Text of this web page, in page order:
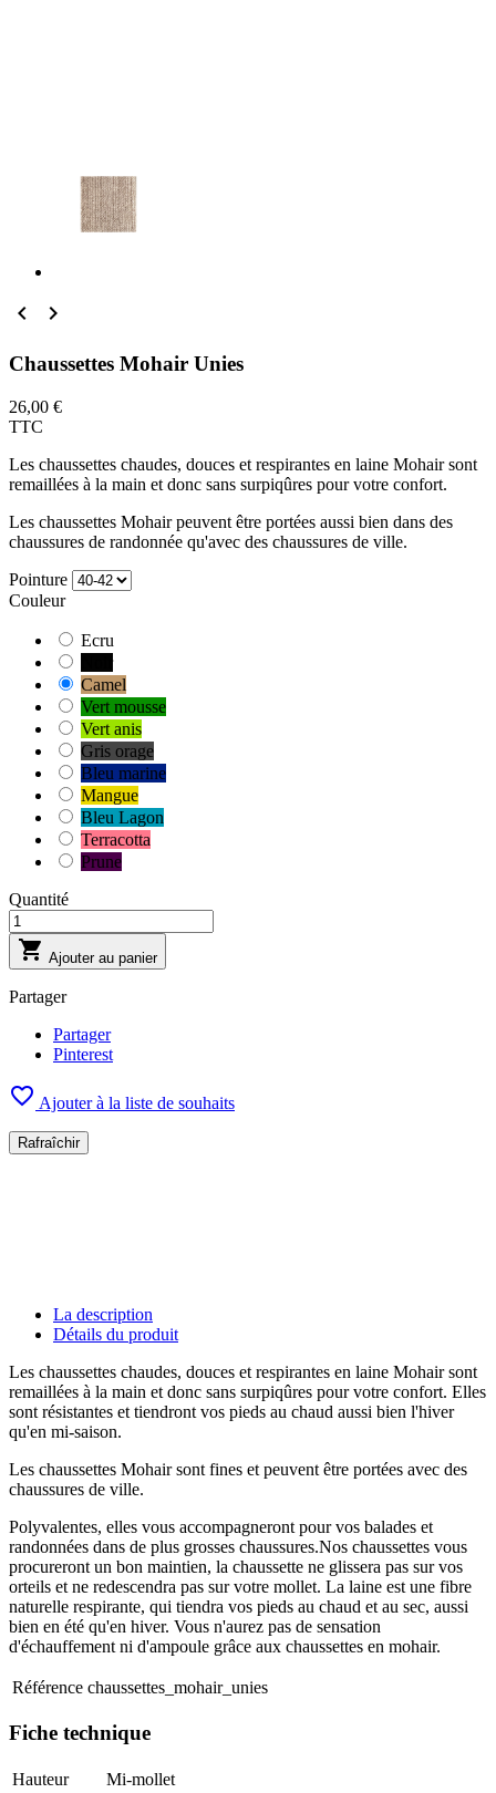
 
Chaussettes Mohair Unies
26,00 €
TTC
Les chaussettes chaudes, douces et respirantes en laine Mohair sont
remaillées à la main et donc sans surpiqûres pour votre confort.
Les chaussettes Mohair peuvent être portées aussi bien dans des
chaussures de randonnée qu'avec des chaussures de ville.
Pointure
Couleur
Ecru
Camel
Vert mousse
Vert anis
Gris orage
Bleu marine
Mangue
Bleu Lagon
Terracotta
Prune
Quantité
 Ajouter au panier
Partager
Partager
Pinterest
 Ajouter à la liste de souhaits
La description
Détails du produit
Les chaussettes chaudes, douces et respirantes en laine Mohair sont
remaillées à la main et donc sans surpiqûres pour votre confort. Elles
sont résistantes et tiendront vos pieds au chaud aussi bien l'hiver
qu'en mi-saison.
Les chaussettes Mohair sont fines et peuvent être portées avec des
chaussures de ville.
Polyvalentes, elles vous accompagneront pour vos balades et
randonnées dans de plus grosses chaussures.Nos chaussettes vous
procureront un bon maintien, la chaussette ne glissera pas sur vos
orteils et ne redescendra pas sur votre mollet. La laine est une fibre
naturelle respirante, qui tiendra vos pieds au chaud et au sec, aussi
bien en été qu'en hiver. Vous n'aurez pas de sensation
d'échauffement ni d'ampoule grâce aux chaussettes en mohair.
Référence chaussettes_mohair_unies
Fiche technique
Hauteur
Mi-mollet